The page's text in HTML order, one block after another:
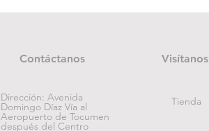
Contáctanos Visítanos
Dirección: Avenida
Domingo Díaz Vía al
Aeropuerto de Tocumen
después del Centro
Tienda